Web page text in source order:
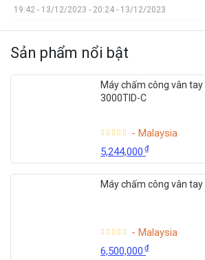
19:42 - 13/12/2023 - 20:24 - 13/12/2023
Sản phẩm nổi bật
Máy chấm công vân tay
3000TID-C
- Malaysia
5,244,000₫
Máy chấm công vân tay
- Malaysia
6,500,000₫